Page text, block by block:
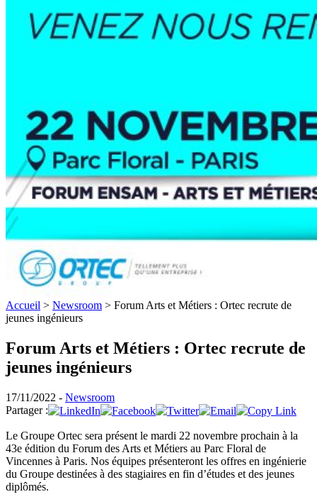
Accueil > Newsroom > Forum Arts et Métiers : Ortec recrute de
jeunes ingénieurs
Forum Arts et Métiers : Ortec recrute de
jeunes ingénieurs
17/11/2022 - Newsroom
Partager :
Le Groupe Ortec sera présent le mardi 22 novembre prochain à la
43e édition du Forum des Arts et Métiers au Parc Floral de
Vincennes à Paris. Nos équipes présenteront les offres en ingénierie
du Groupe destinées à des stagiaires en fin d’études et des jeunes
diplômés.